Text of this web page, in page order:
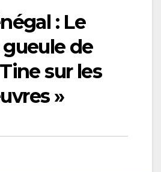
: Le
de
sur les
»